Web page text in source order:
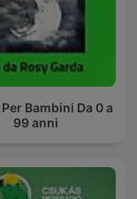
Bambini Da 0 a
99 anni